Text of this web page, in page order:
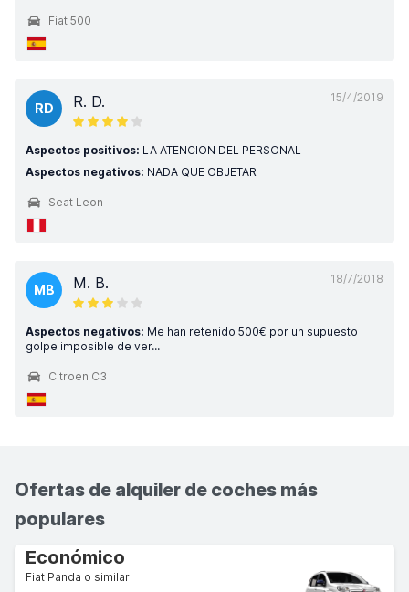
Fiat 500
15/4/2019
RD R. D.
Aspectos positivos: LA ATENCION DEL PERSONAL
Aspectos negativos: NADA QUE OBJETAR
Seat Leon
18/7/2018
MB M. B.
Aspectos negativos: Me han retenido 500€ por un supuesto
golpe imposible de ver...
Citroen C3
Ofertas de alquiler de coches más
populares
Económico
Fiat Panda o similar